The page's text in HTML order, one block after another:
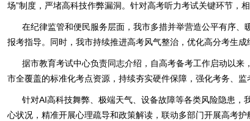
场”制度，严堵高科技作弊漏洞。针对高考听力考试关键环节，
在纪律监管和便民服务层面，我市多措并举营造公平有序
报考指导。同时，我市持续推进高考风气整治，优化高分考生
据市教育考试中心负责同志介绍，自高考备考工作启动以
市全覆盖的标准化考点资源，持续夯实硬件保障，强化考务、
针对AI高科技舞弊、极端天气、设备故障等各类风险隐患，
心状况，精准开展心理疏导和政策解读，联动多部门开展高考护